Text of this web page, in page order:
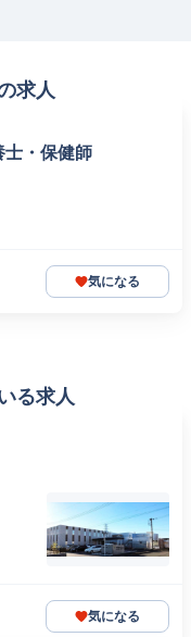
求人
士・保健師
気になる
る求人
気になる